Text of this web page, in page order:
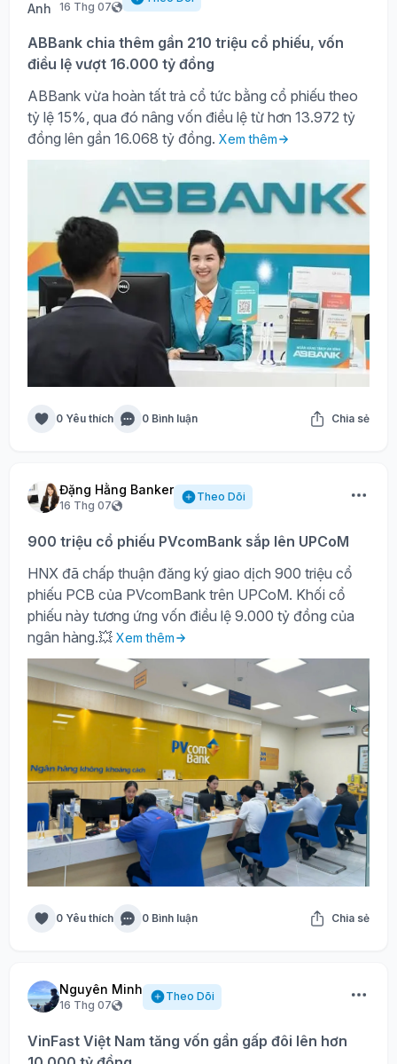
16 Thg 07
ABBank chia thêm gần 210 triệu cổ phiếu, vốn
điều lệ vượt 16.000 tỷ đồng
ABBank vừa hoàn tất trả cổ tức bằng cổ phiếu theo
tỷ lệ 15%, qua đó nâng vốn điều lệ từ hơn 13.972 tỷ
đồng lên gần 16.068 tỷ đồng. Xem thêm
0 Yêu thích 0 Bình luận Chia sẻ
Đặng Hằng Banker
16 Thg 07
Theo Dõi
900 triệu cổ phiếu PVcomBank sắp lên UPCoM
HNX đã chấp thuận đăng ký giao dịch 900 triệu cổ
phiếu PCB của PVcomBank trên UPCoM. Khối cổ
phiếu này tương ứng vốn điều lệ 9.000 tỷ đồng của
ngân hàng.💥 Xem thêm
0 Yêu thích 0 Bình luận Chia sẻ
Nguyên Minh
16 Thg 07
Theo Dõi
VinFast Việt Nam tăng vốn gần gấp đôi lên hơn